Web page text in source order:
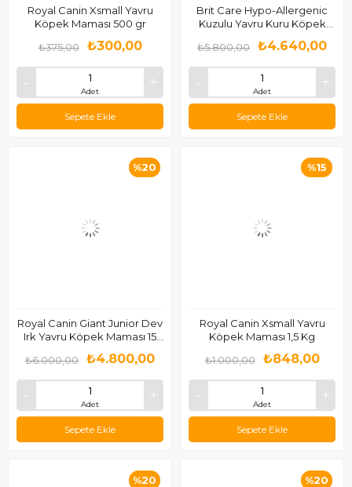
Royal Canin Xsmall Yavru
Köpek Maması 500 gr
Adet
₺300,00
₺375,00
Sepete Ekle
Brit Care Hypo-Allergenic
Kuzulu Yavru Kuru Köpek
Adet
₺4.640,00
₺5.800,00
Sepete Ekle
Royal Canin Giant Junior Dev
Irk Yavru Köpek Maması 15
Adet
₺4.800,00
₺6.000,00
Sepete Ekle
%20
Royal Canin Xsmall Yavru
Köpek Maması 1,5 Kg
Adet
₺848,00
₺1.000,00
Sepete Ekle
%15
%20 %20